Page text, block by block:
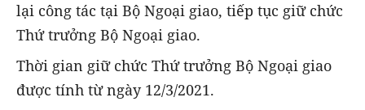
lại công tác tại Bộ Ngoại giao, tiếp tục giữ chức
Thứ trưởng Bộ Ngoại giao.
Thời gian giữ chức Thứ trưởng Bộ Ngoại giao
được tính từ ngày 12/3/2021.